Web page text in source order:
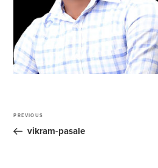
navigation
Previous
Post
PREVIOUS
vikram-pasale